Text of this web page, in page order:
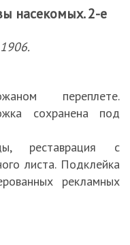
насекомых. 2-е
переплете.
сохранена под
реставрация с
листа. Подклейка
рекламных